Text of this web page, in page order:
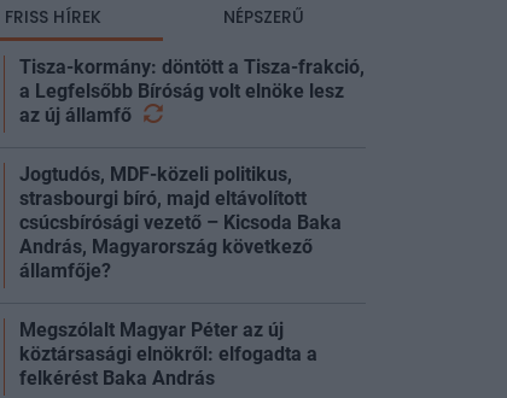
FRISS HÍREK NÉPSZERŰ
Tisza-kormány: döntött a Tisza-frakció,
a Legfelsőbb Bíróság volt elnöke lesz
az új államfő
Jogtudós, MDF-közeli politikus,
strasbourgi bíró, majd eltávolított
csúcsbírósági vezető – Kicsoda Baka
András, Magyarország következő
államfője?
Megszólalt Magyar Péter az új
köztársasági elnökről: elfogadta a
felkérést Baka András